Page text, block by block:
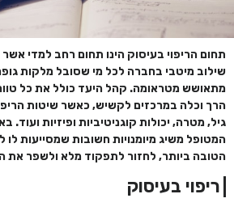
תחום הריפוי בעיסוק הינו תחום רחב למדי
שילוב מיטבי בחברה לכל מי שסובל מלקות
מתאושש מטראומה. קהל היעד כולל את כל
הרך וכלה במרכזים לקשיש, כאשר שיטות
גיל, מטרה, יכולות קוגניטיביות ופיזיות ועוד.
המטופל משיג מיומנויות חשובות שמסייעות
הטובה ביותר, לחזור לתפקוד מלא ולשפר את
ריפוי בעיסוק